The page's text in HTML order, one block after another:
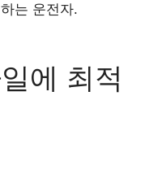
는 운전자.
에 최적